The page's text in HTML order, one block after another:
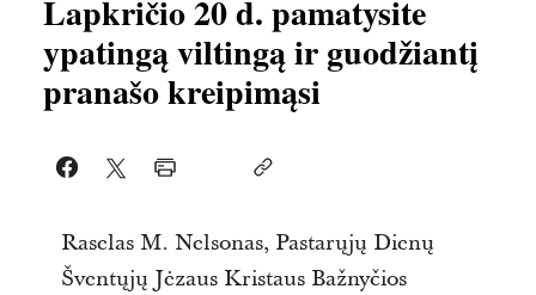
Lapkričio 20 d. pamatysite
ypatingą viltingą ir guodžiantį
pranašo kreipimąsi
Raselas M. Nelsonas, Pastarųjų Dienų
Šventųjų Jėzaus Kristaus Bažnyčios